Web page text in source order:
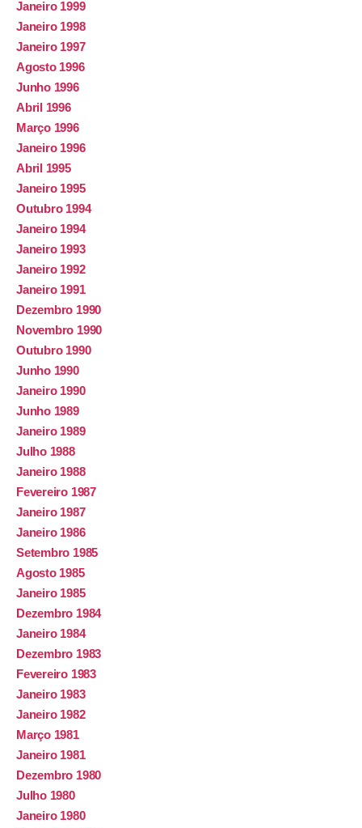
Janeiro 1999
Janeiro 1998
Janeiro 1997
Agosto 1996
Junho 1996
Abril 1996
Março 1996
Janeiro 1996
Abril 1995
Janeiro 1995
Outubro 1994
Janeiro 1994
Janeiro 1993
Janeiro 1992
Janeiro 1991
Dezembro 1990
Novembro 1990
Outubro 1990
Junho 1990
Janeiro 1990
Junho 1989
Janeiro 1989
Julho 1988
Janeiro 1988
Fevereiro 1987
Janeiro 1987
Janeiro 1986
Setembro 1985
Agosto 1985
Janeiro 1985
Dezembro 1984
Janeiro 1984
Dezembro 1983
Fevereiro 1983
Janeiro 1983
Janeiro 1982
Março 1981
Janeiro 1981
Dezembro 1980
Julho 1980
Janeiro 1980